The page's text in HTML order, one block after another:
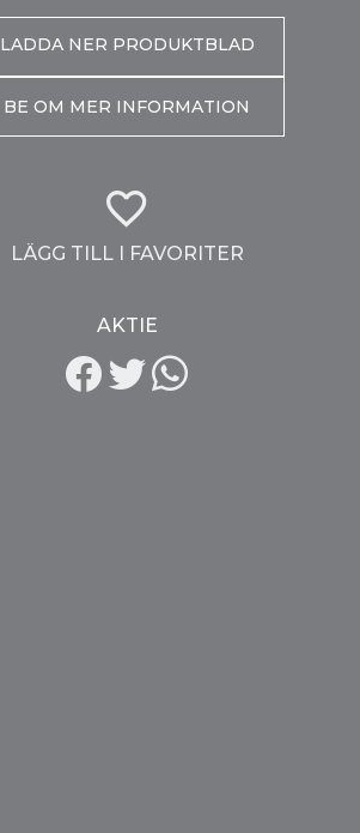
LADDA NER PRODUKTBLAD
BE OM MER INFORMATION
LÄGG TILL I FAVORITER
AKTIE